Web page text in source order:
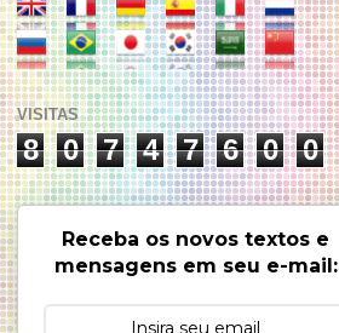
VISITAS
8 0 7 4 7 6 0 0
Receba os novos textos e
mensagens em seu e-mail: